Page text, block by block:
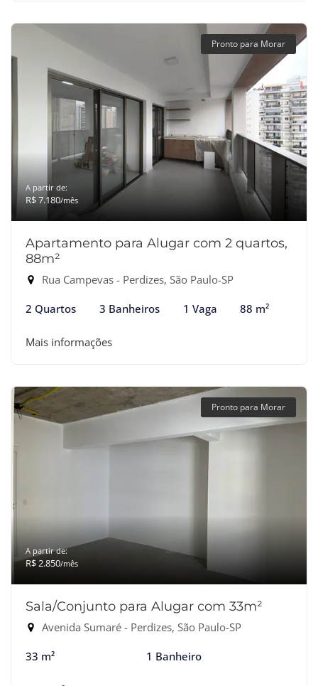
Pronto para Morar
A partir de:
R$ 7.180/mês
Apartamento para Alugar com 2 quartos,
88m²
Rua Campevas - Perdizes, São Paulo-SP
2 Quartos 3 Banheiros 1 Vaga 88 m²
Mais informações
Pronto para Morar
A partir de:
R$ 2.850/mês
Sala/Conjunto para Alugar com 33m²
Avenida Sumaré - Perdizes, São Paulo-SP
33 m² 1 Banheiro